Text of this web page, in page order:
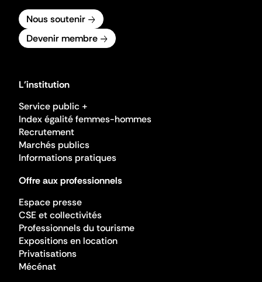
Nous soutenir
Devenir membre
L'institution
Service public +
Index égalité femmes-hommes
Recrutement
Marchés publics
Informations pratiques
Offre aux professionnels
Espace presse
CSE et collectivités
Professionnels du tourisme
Expositions en location
Privatisations
Mécénat